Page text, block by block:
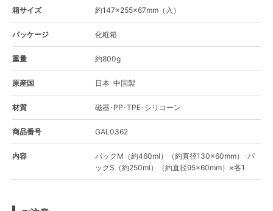
箱サイズ 約147×255×67mm（入）
パッケージ 化粧箱
重量 約800g
原産国 日本･中国製
材質 磁器･PP･TPE･シリコーン
商品番号 GAL0362
内容
パックM（約460ml）（約直径130×60mm）･パ
ックS（約250ml）（約直径95×60mm）×各1